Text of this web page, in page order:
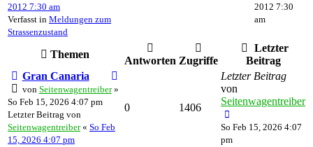
2012 7:30 am
Verfasst in Meldungen zum
Strassenzustand
2012 7:30
am
Themen
Antworten Zugriffe
Letzter
Beitrag
Gran Canaria
von Seitenwagentreiber»
So Feb 15, 2026 4:07 pm
Letzter Beitrag von
Seitenwagentreiber« So Feb
15, 2026 4:07 pm
0 1406
Letzter Beitrag
von
Seitenwagentreiber
So Feb 15, 2026 4:07
pm